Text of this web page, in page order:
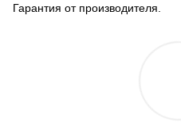
Гарантия от производителя.